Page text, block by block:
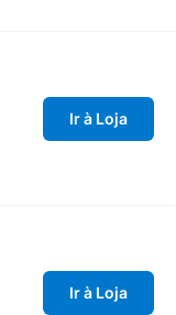
Ir à Loja
Ir à Loja